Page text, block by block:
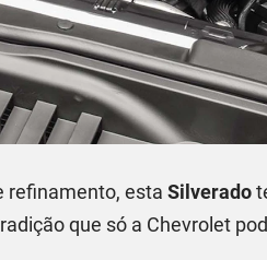
refinamento, esta Silverado
que só a Chevrolet